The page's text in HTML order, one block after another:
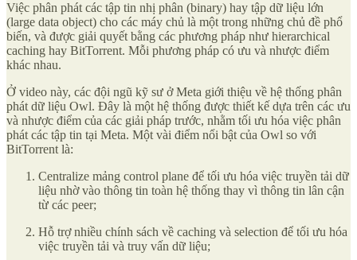
Việc phân phát các tập tin nhị phân (binary) hay tập dữ liệu lớn
(large data object) cho các máy chủ là một trong những chủ đề phổ
biến, và được giải quyết bằng các phương pháp như hierarchical
caching hay BitTorrent. Mỗi phương pháp có ưu và nhược điểm
khác nhau.
Ở video này, các đội ngũ kỹ sư ở Meta giới thiệu về hệ thống phân
phát dữ liệu Owl. Đây là một hệ thống được thiết kế dựa trên các ưu
và nhược điểm của các giải pháp trước, nhằm tối ưu hóa việc phân
phát các tập tin tại Meta. Một vài điểm nổi bật của Owl so với
BitTorrent là:
Centralize mảng control plane để tối ưu hóa việc truyền tải dữ
liệu nhờ vào thông tin toàn hệ thống thay vì thông tin lân cận
từ các peer;
Hỗ trợ nhiều chính sách về caching và selection để tối ưu hóa
việc truyền tải và truy vấn dữ liệu;